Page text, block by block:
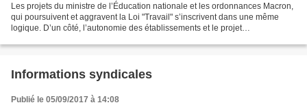
Les projets du ministre de l’Éducation nationale et les ordonnances Macron,
qui poursuivent et aggravent la Loi "Travail" s’inscrivent dans une même
logique. D’un côté, l’autonomie des établissements et le projet
Informations syndicales
Publié le 05/09/2017 à 14:08